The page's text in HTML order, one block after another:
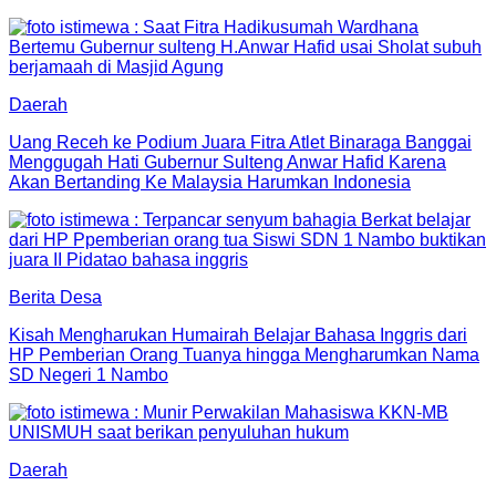
Daerah
Uang Receh ke Podium Juara Fitra Atlet Binaraga Banggai
Menggugah Hati Gubernur Sulteng Anwar Hafid Karena
Akan Bertanding Ke Malaysia Harumkan Indonesia
Berita Desa
Kisah Mengharukan Humairah Belajar Bahasa Inggris dari
HP Pemberian Orang Tuanya hingga Mengharumkan Nama
SD Negeri 1 Nambo
Daerah